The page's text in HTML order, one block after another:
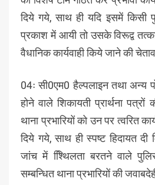
दिये गये, साथ ही यदि इसमें किसी
प्रकाश में आयी तो उसके विरूद्व
वैधानिक कार्यवाही किये जाने की
04ः सी0एम0 हैल्पलाइन तथा अन्य
होने वाले शिकायती प्रार्थना पत्रों
थाना प्रभारियों को उन पर त्वरित
दिये गये, साथ ही स्पष्ट हिदायत दी
जांच में श्थििलता बरतने वाले
सम्बन्धित थाना प्रभारियों की